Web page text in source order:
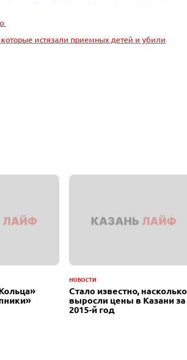
истязали приемных детей и убили
НОВОСТИ
Стало известно, насколько
выросли цены в Казани за
2015-й год